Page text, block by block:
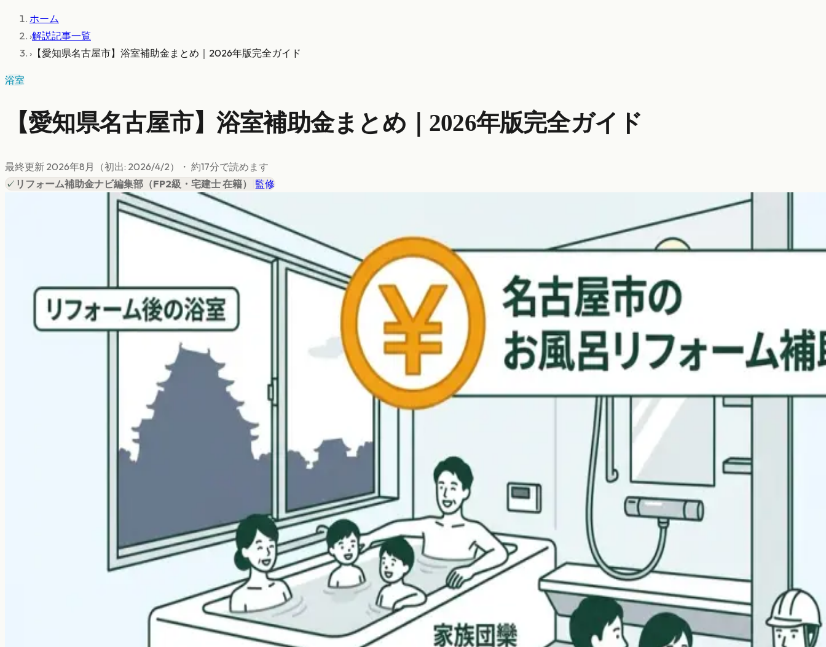
ホーム
›解説記事一覧
› 【愛知県名古屋市】浴室補助金まとめ｜2026年版完全ガイド
浴室
【愛知県名古屋市】浴室補助金まとめ｜2026年版完全ガイド
最終更新 2026年8月 （初出: 2026/4/2） ・ 約17分で読めます
✓ リフォーム補助金ナビ編集部 （FP2級・宅建士 在籍） 監修